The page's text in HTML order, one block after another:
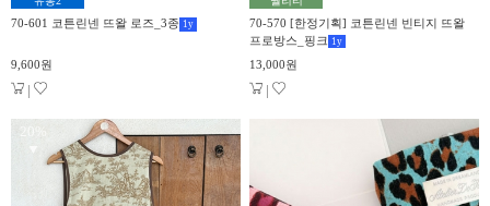
70-601 코튼린넨 뜨왈 로즈_3종 1 y
9,600원
|
70-570 [한정기획] 코튼린넨 빈티지 뜨왈
프로방스_핑크 1 y
13,000원
|
20%
▼